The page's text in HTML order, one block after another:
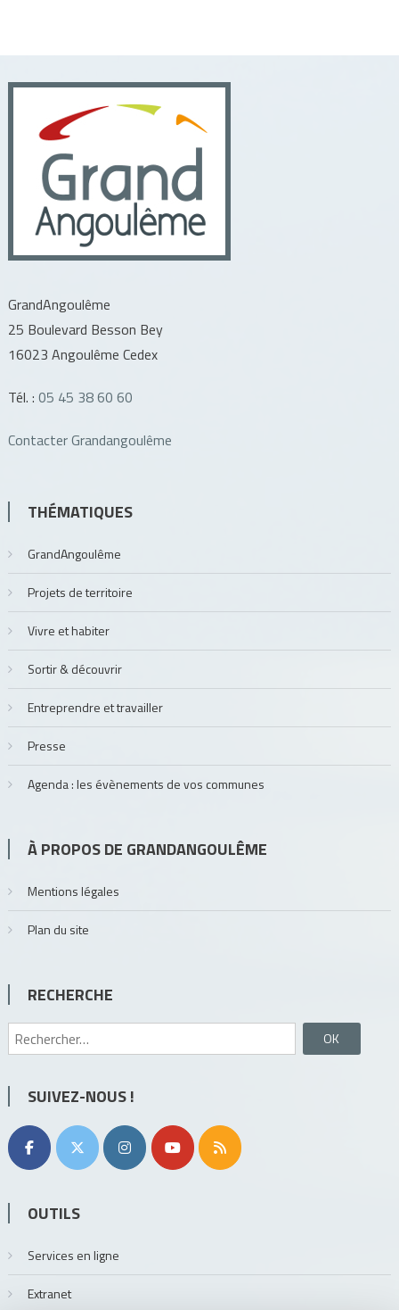
GrandAngoulême
25 Boulevard Besson Bey
16023 Angoulême Cedex
Tél. : 05 45 38 60 60
Contacter Grandangoulême
THÉMATIQUES
GrandAngoulême
Projets de territoire
Vivre et habiter
Sortir & découvrir
Entreprendre et travailler
Presse
Agenda : les évènements de vos communes
À PROPOS DE GRANDANGOULÊME
Mentions légales
Plan du site
RECHERCHE
Rechercher :
SUIVEZ-NOUS !
OUTILS
Services en ligne
Extranet